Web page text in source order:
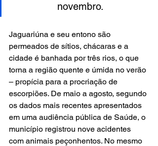
novembro.
Jaguariúna e seu entono são
permeados de sítios, chácaras e a
cidade é banhada por três rios, o que
torna a região quente e úmida no verão
– propícia para a procriação de
escorpiões. De maio a agosto, segundo
os dados mais recentes apresentados
em uma audiência pública de Saúde, o
município registrou nove acidentes
com animais peçonhentos. No mesmo